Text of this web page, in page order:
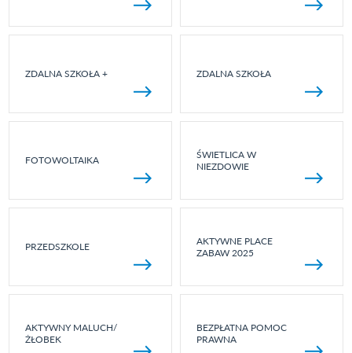
ZDALNA SZKOŁA + ZDALNA SZKOŁA
FOTOWOLTAIKA
ŚWIETLICA W
NIEZDOWIE
PRZEDSZKOLE
AKTYWNE PLACE
ZABAW 2025
AKTYWNY MALUCH/
ŻŁOBEK
BEZPŁATNA POMOC
PRAWNA